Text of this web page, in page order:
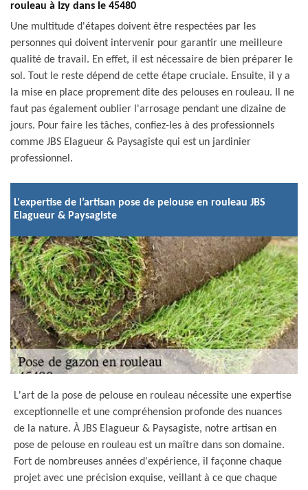
rouleau à Izy dans le 45480
Une multitude d'étapes doivent être respectées par les
personnes qui doivent intervenir pour garantir une meilleure
qualité de travail. En effet, il est nécessaire de bien préparer le
sol. Tout le reste dépend de cette étape cruciale. Ensuite, il y a
la mise en place proprement dite des pelouses en rouleau. Il ne
faut pas également oublier l'arrosage pendant une dizaine de
jours. Pour faire les tâches, confiez-les à des professionnels
comme JBS Elagueur & Paysagiste qui est un jardinier
professionnel.
L'expertise de l’artisan pose de pelouse en rouleau JBS
Elagueur & Paysagiste
L'art de la pose de pelouse en rouleau nécessite une expertise
exceptionnelle et une compréhension profonde des nuances
de la nature. À JBS Elagueur & Paysagiste, notre artisan en
pose de pelouse en rouleau est un maître dans son domaine.
Fort de nombreuses années d'expérience, il façonne chaque
projet avec une précision exquise, veillant à ce que chaque